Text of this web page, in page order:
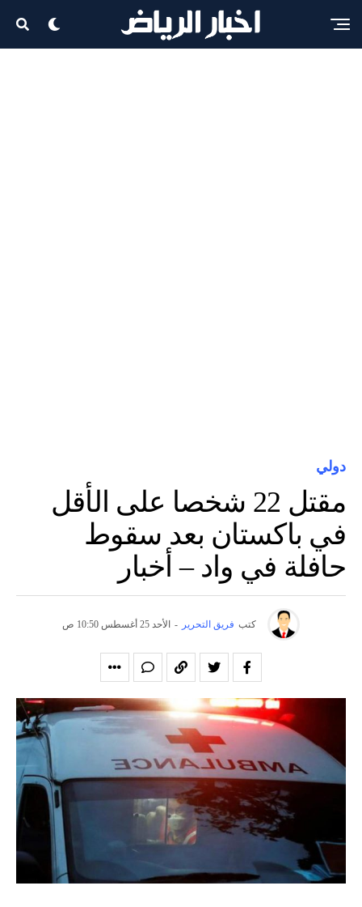
دولي
مقتل 22 شخصا على الأقل
في باكستان بعد سقوط
حافلة في واد – أخبار
كتب فريق التحرير - الأحد 25 أغسطس 10:50 ص